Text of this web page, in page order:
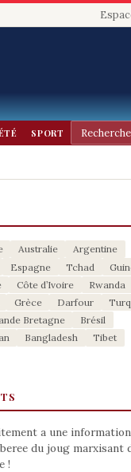
SPORT
Australie
Argentine
Espagne Tchad
Côte d’Ivoire
Rwanda
Grèce Darfour
Bretagne
Brésil
Bangladesh
Tibet
a une information
du joug marxisant
!